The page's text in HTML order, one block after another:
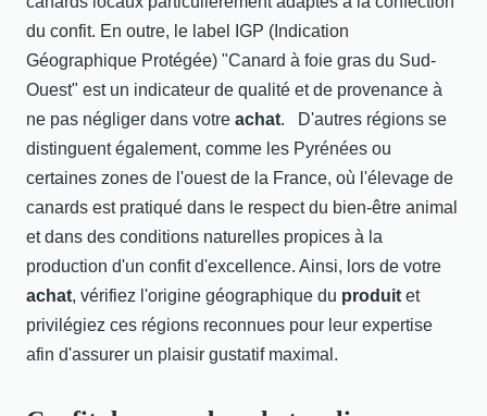
du confit. En outre, le label IGP (Indication
Géographique Protégée) "Canard à foie gras du Sud-
Ouest" est un indicateur de qualité et de provenance à
ne pas négliger dans votre achat. D'autres régions se
distinguent également, comme les Pyrénées ou
certaines zones de l'ouest de la France, où l'élevage de
canards est pratiqué dans le respect du bien-être animal
et dans des conditions naturelles propices à la
production d'un confit d'excellence. Ainsi, lors de votre
achat, vérifiez l'origine géographique du produit et
privilégiez ces régions reconnues pour leur expertise
afin d'assurer un plaisir gustatif maximal.